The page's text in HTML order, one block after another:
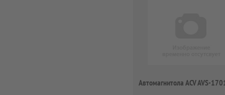
Автомагнитола ACV AVS-